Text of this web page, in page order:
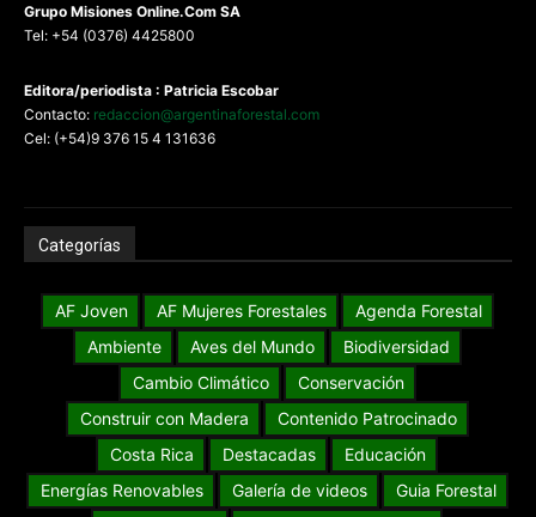
Grupo Misiones Online.Com SA
Tel: +54 (0376) 4425800
Editora/periodista : Patricia Escobar
Contacto: redaccion@argentinaforestal.com
Cel: (+54)9 376 15 4 131636
Categorías
AF Joven AF Mujeres Forestales
Agenda Forestal
Ambiente
Aves del Mundo
Biodiversidad
Cambio Climático
Conservación
Construir con Madera
Contenido Patrocinado
Costa Rica
Destacadas
Educación
Energías Renovables
Galería de videos
Guia Forestal